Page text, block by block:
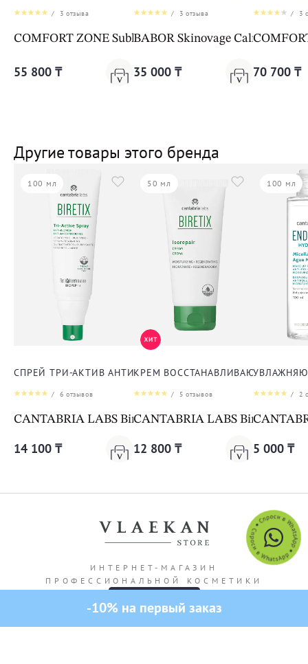
/ 3 отзыва
COMFORT ZONE Sublime Skin Intensive Serum Refill
55 800 ₸
/ 3 отзыва
BABOR Skinovage Calming
35 000 ₸
/ 3
70 700 ₸
Другие товары этого бренда
100 мл
СПРЕЙ ТРИ-АКТИВ АНТИ-АКНЕ ДЛЯ ТЕЛА
/ 6 отзывов
CANTABRIA LABS Biretix Tri-Active Spray Anti-
14 100 ₸
50 мл
КРЕМ ВОССТАНАВЛИВАЮЩИЙ
/ 5 отзывов
CANTABRIA LABS Biretix
12 800 ₸
100 мл
/ 2
5 000 ₸
ИНТЕРНЕТ-МАГАЗИН
ПРОФЕССИОНАЛЬНОЙ КОСМЕТИКИ
-10% на первый заказ